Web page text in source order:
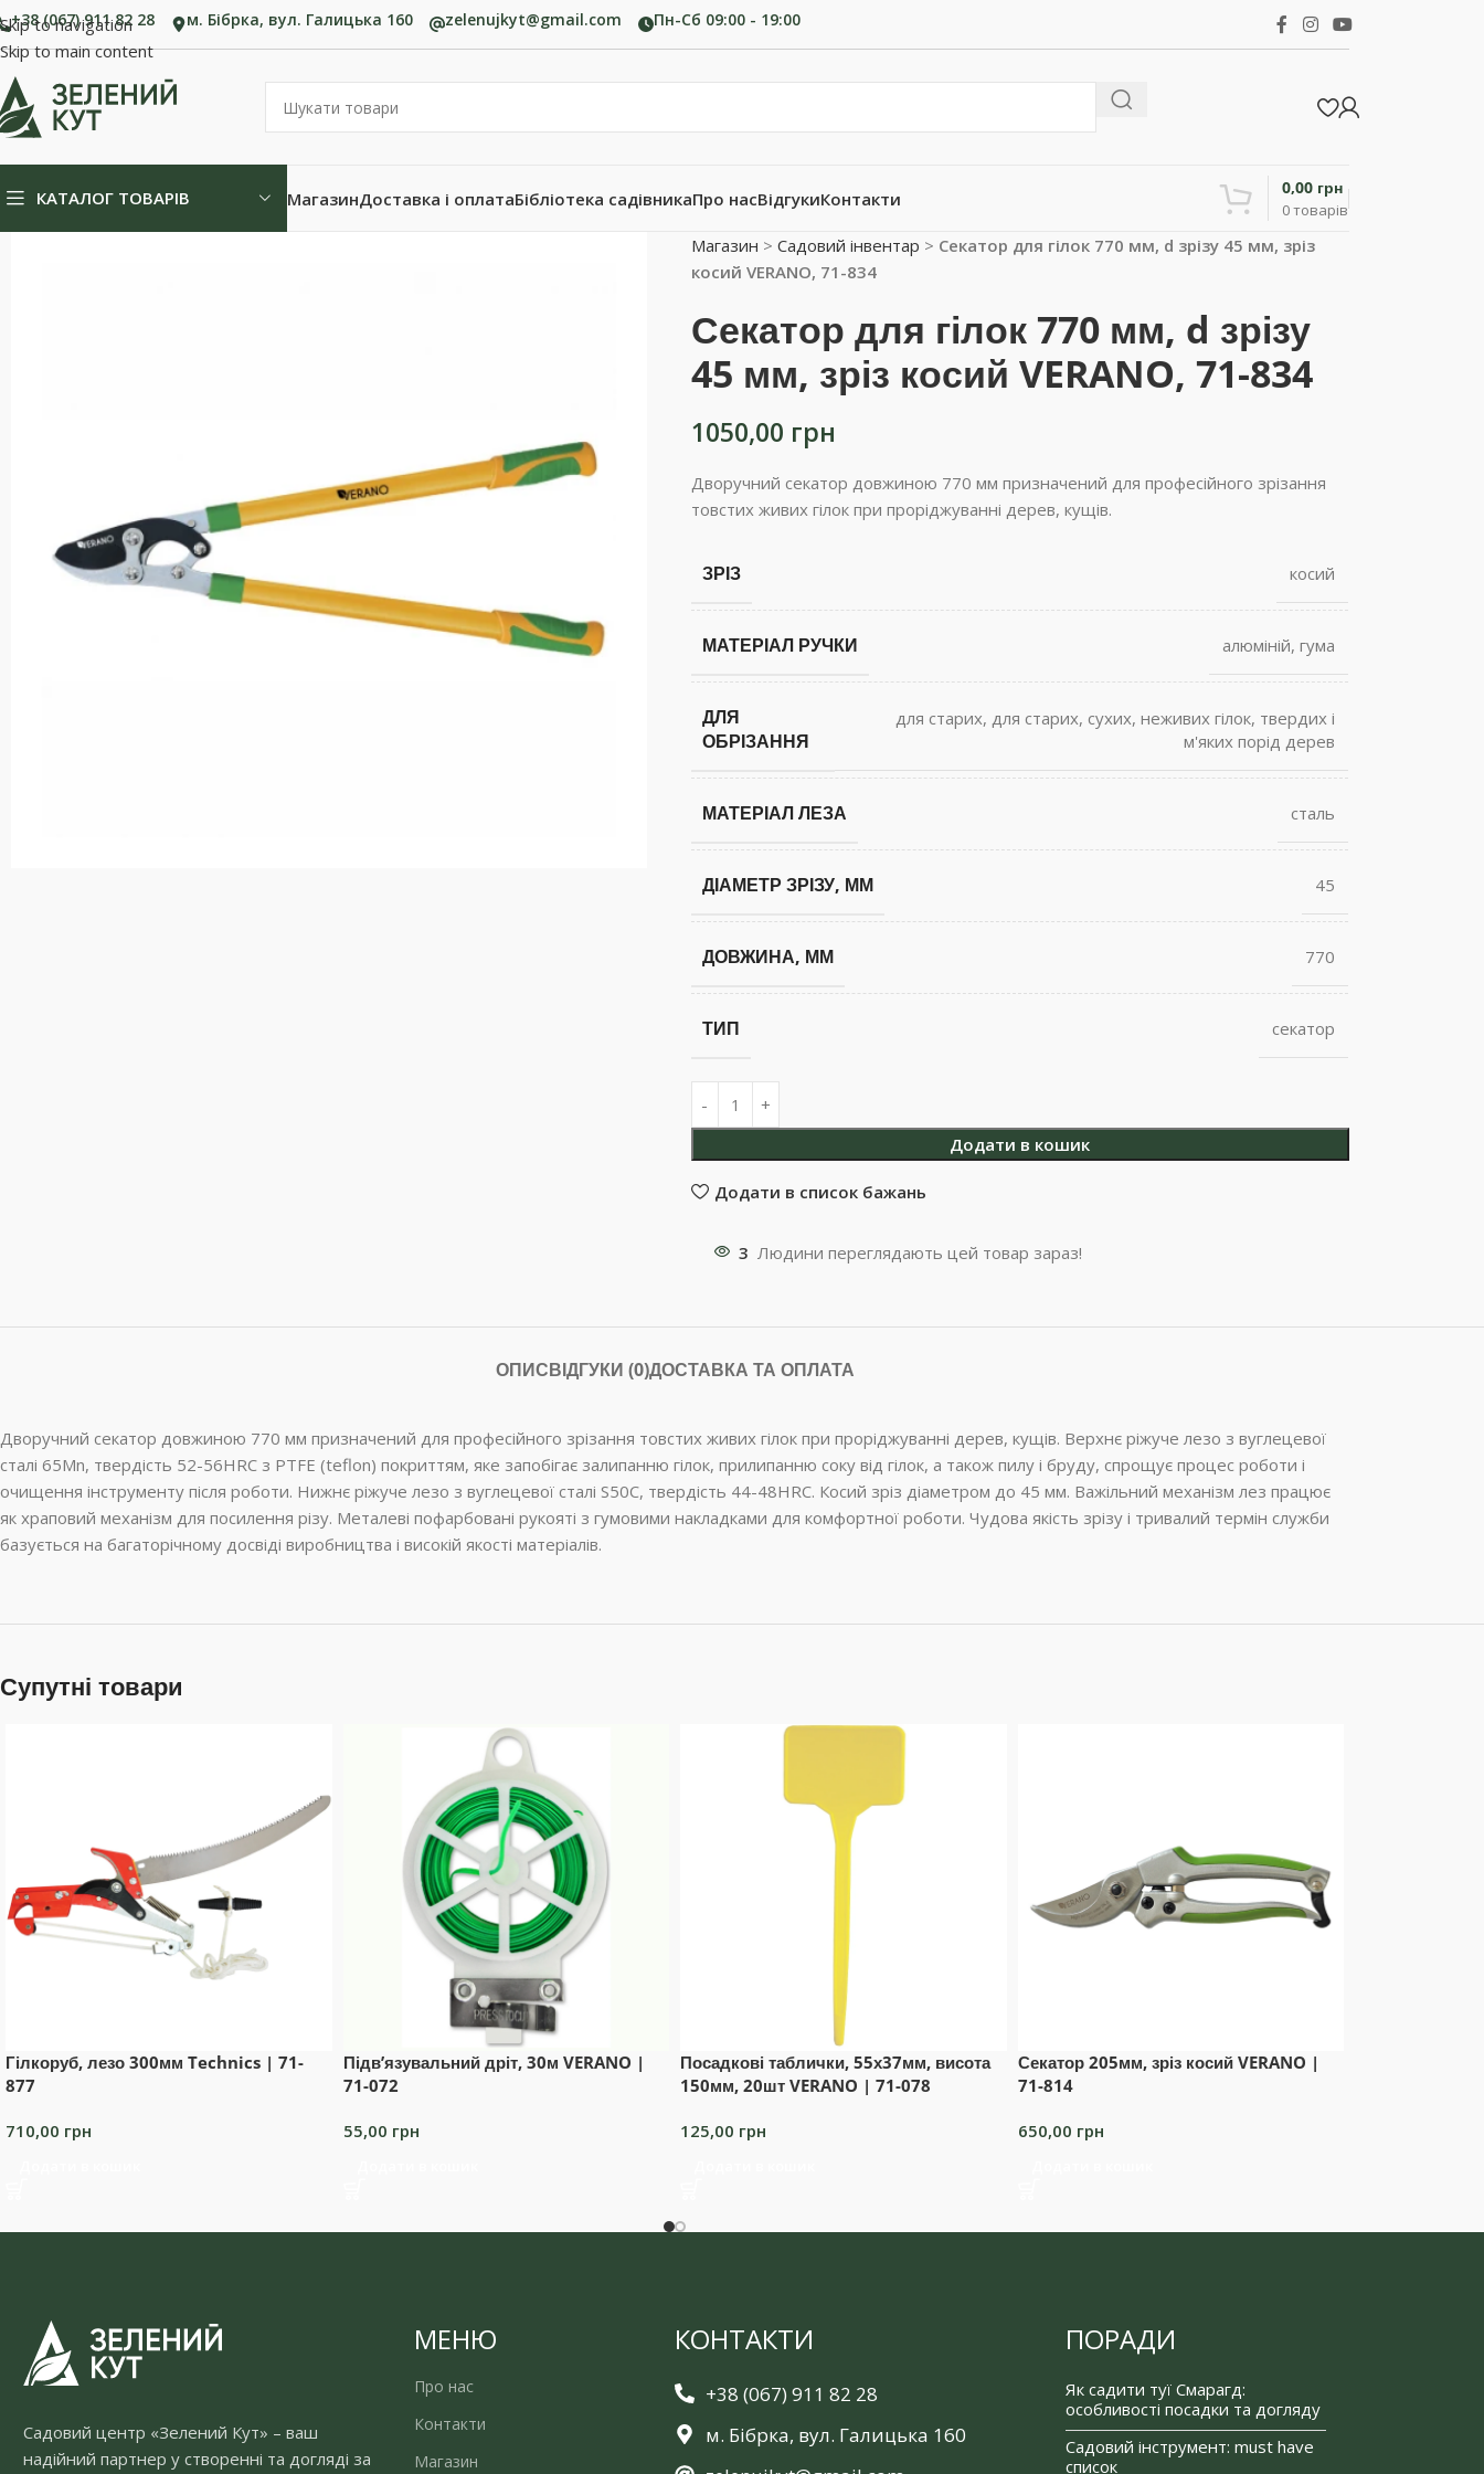
Skip to navigation
Skip to main content
+38 (067) 911 82 28 м. Бібрка, вул. Галицька 160 zelenujkyt@gmail.com Пн-Сб 09:00 - 19:00
КАТАЛОГ ТОВАРІВ МагазинДоставка і оплатаБібліотека садівникаПро насВідгукиКонтакти
0товарів
0,00 грн
Магазин > Садовий інвентар > Секатор для гілок 770 мм, d зрізу 45 мм, зріз
косий VERANO, 71-834
Секатор для гілок 770 мм, d зрізу
45 мм, зріз косий VERANO, 71-834
1050,00 грн
Дворучний секатор довжиною 770 мм призначений для професійного зрізання
товстих живих гілок при проріджуванні дерев, кущів.
ЗРІЗ косий
МАТЕРІАЛ РУЧКИ алюміній, гума
ДЛЯ
ОБРІЗАННЯ
для старих, для старих, сухих, неживих гілок, твердих і
м'яких порід дерев
МАТЕРІАЛ ЛЕЗА сталь
ДІАМЕТР ЗРІЗУ, ММ 45
ДОВЖИНА, ММ 770
ТИП секатор
Додати в кошик
Додати в список бажань
3 Людини переглядають цей товар зараз!
ОПИСВІДГУКИ (0)ДОСТАВКА ТА ОПЛАТА
Дворучний секатор довжиною 770 мм призначений для професійного зрізання товстих живих гілок при проріджуванні дерев, кущів. Верхнє ріжуче лезо з вуглецевої
сталі 65Мn, твердість 52-56HRC з PTFE (teflon) покриттям, яке запобігає залипанню гілок, прилипанню соку від гілок, а також пилу і бруду, спрощує процес роботи і
очищення інструменту після роботи. Нижнє ріжуче лезо з вуглецевої сталі S50C, твердість 44-48HRC. Косий зріз діаметром до 45 мм. Важільний механізм лез працює
як храповий механізм для посилення різу. Металеві пофарбовані рукояті з гумовими накладками для комфортної роботи. Чудова якість зрізу і тривалий термін служби
базується на багаторічному досвіді виробництва і високій якості матеріалів.
Супутні товари
Гілкоруб, лезо 300мм Technics | 71-
877
710,00 грн
Підв’язувальний дріт, 30м VERANO |
71-072
55,00 грн
Посадкові таблички, 55х37мм, висота
150мм, 20шт VERANO | 71-078
125,00 грн
Секатор 205мм, зріз косий VERANO |
71-814
650,00 грн
Садовий центр «Зелений Кут» – ваш
надійний партнер у створенні та догляді за
МЕНЮ
Про нас
Контакти
Магазин
КОНТАКТИ
+38 (067) 911 82 28
м. Бібрка, вул. Галицька 160
ПОРАДИ
Як садити туї Смарагд:
особливості посадки та догляду
Садовий інструмент: must have
список